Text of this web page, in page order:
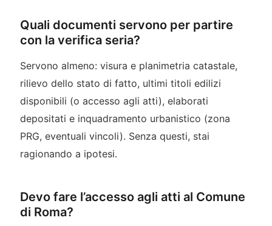
Quali documenti servono per partire
con la verifica seria?
Servono almeno: visura e planimetria catastale,
rilievo dello stato di fatto, ultimi titoli edilizi
disponibili (o accesso agli atti), elaborati
depositati e inquadramento urbanistico (zona
PRG, eventuali vincoli). Senza questi, stai
ragionando a ipotesi.
Devo fare l’accesso agli atti al Comune
di Roma?